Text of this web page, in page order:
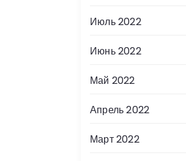
Июль 2022
Июнь 2022
Май 2022
Апрель 2022
Март 2022